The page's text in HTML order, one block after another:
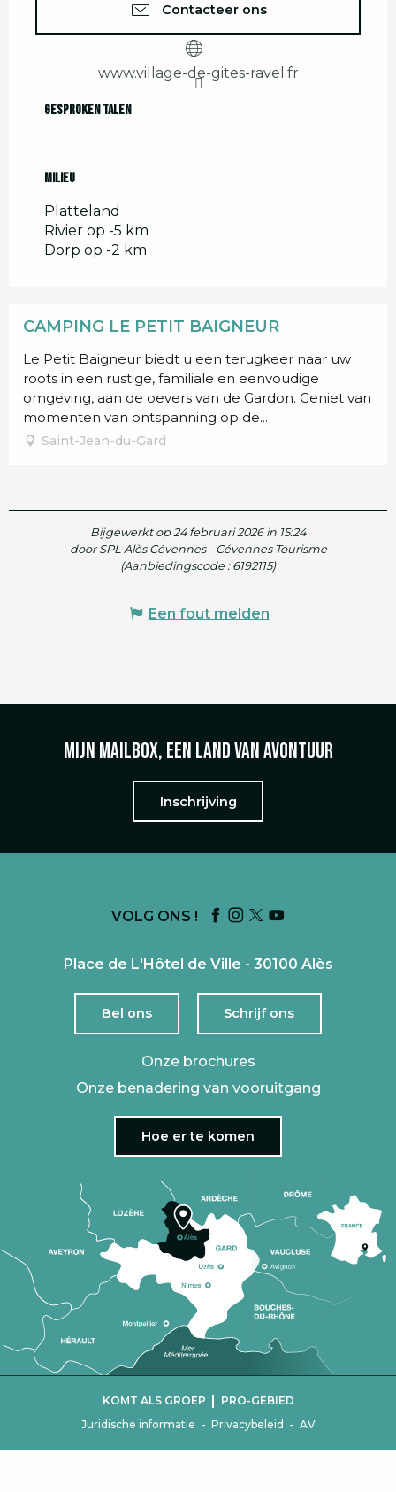
Contacteer ons
www.village-de-gites-ravel.fr
Gesproken talen
Gesproken talen
Milieu
Milieu
Platteland
Rivier op -5 km
Dorp op -2 km
CAMPING LE PETIT BAIGNEUR
Le Petit Baigneur biedt u een terugkeer naar uw
roots in een rustige, familiale en eenvoudige
omgeving, aan de oevers van de Gardon. Geniet van
momenten van ontspanning op de...
Saint-Jean-du-Gard
Bijgewerkt op 24 februari 2026 in 15:24
door SPL Alès Cévennes - Cévennes Tourisme
(Aanbiedingscode : 6192115)
Een fout melden
Mijn mailbox, een land van avontuur
Inschrijving
VOLG ONS !
Place de L'Hôtel de Ville - 30100 Alès
Bel ons Schrijf ons
Onze brochures
Onze benadering van vooruitgang
Hoe er te komen
Juridische informatie - Privacybeleid - AV
KOMT ALS GROEP | PRO-GEBIED